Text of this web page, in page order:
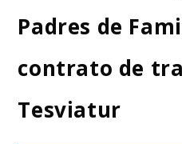
Padres de
contrato de
Tesviatur